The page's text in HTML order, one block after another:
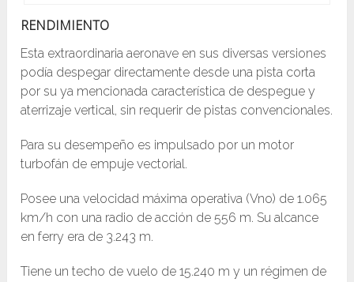
RENDIMIENTO
Esta extraordinaria aeronave en sus diversas versiones
podía despegar directamente desde una pista corta
por su ya mencionada característica de despegue y
aterrizaje vertical, sin requerir de pistas convencionales.
Para su desempeño es impulsado por un motor
turbofán de empuje vectorial.
Posee una velocidad máxima operativa (Vno) de 1.065
km/h con una radio de acción de 556 m. Su alcance
en ferry era de 3.243 m.
Tiene un techo de vuelo de 15.240 m y un régimen de